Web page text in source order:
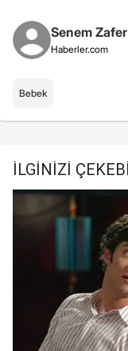
Senem Zafer
Haberler.com
Bebek